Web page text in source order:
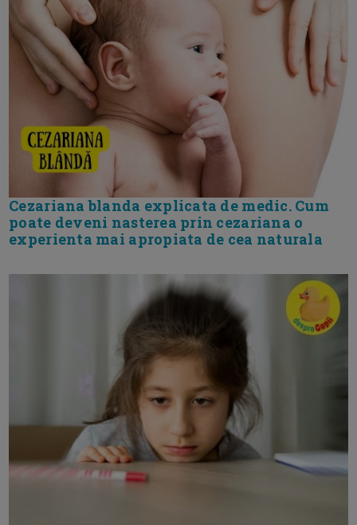
Cezariana blanda explicata de medic. Cum
poate deveni nasterea prin cezariana o
experienta mai apropiata de cea naturala